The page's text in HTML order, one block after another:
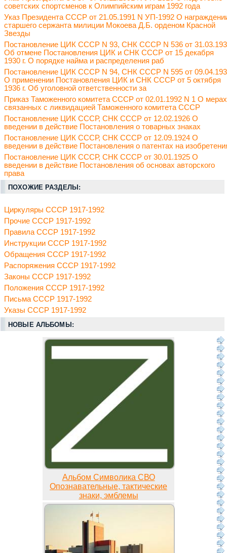
советских спортсменов к Олимпийским играм 1992 года
Указ Президента СССР от 21.05.1991 N УП-1992 О
старшего сержанта милиции Мокоева Д.Б. орденом Красной
Звезды
Постановление ЦИК СССР N 93, СНК СССР N 536 от
Об отмене Постановления ЦИК и СНК СССР от 15 декабря
1930 г. О порядке найма и распределения раб
Постановление ЦИК СССР N 94, СНК СССР N 595 от
О применении Постановления ЦИК и СНК СССР от 5 октября
1936 г. Об уголовной ответственности за
Приказ Таможенного комитета СССР от 02.01.1992 N 1 О
связанных с ликвидацией Таможенного комитета СССР
Постановление ЦИК СССР, СНК СССР от 12.02.1926 О
введении в действие Постановления о товарных знаках
Постановление ЦИК СССР, СНК СССР от 12.09.1924 О
введении в действие Постановления о патентах на
Постановление ЦИК СССР, СНК СССР от 30.01.1925 О
введении в действие Постановления об основах авторского
права
ПОХОЖИЕ РАЗДЕЛЫ:
Циркуляры СССР 1917-1992
Прочие СССР 1917-1992
Правила СССР 1917-1992
Инструкции СССР 1917-1992
Обращения СССР 1917-1992
Распоряжения СССР 1917-1992
Законы СССР 1917-1992
Положения СССР 1917-1992
Письма СССР 1917-1992
Указы СССР 1917-1992
НОВЫЕ АЛЬБОМЫ:
Альбом Символика СВО
Опознавательные, тактические
знаки, эмблемы